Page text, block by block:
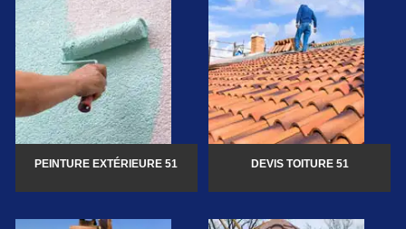
PEINTURE EXTÉRIEURE 51 DEVIS TOITURE 51